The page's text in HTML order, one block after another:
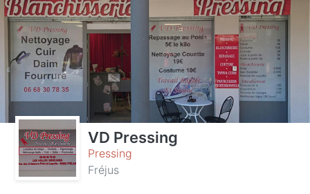
VD Pressing
Pressing
Fréjus